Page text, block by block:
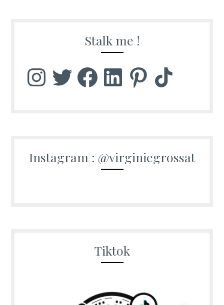
Stalk me !
InstagramTwitter FacebookLinkedInPinterest TikTok
Instagram : @virginiegrossat
Tiktok